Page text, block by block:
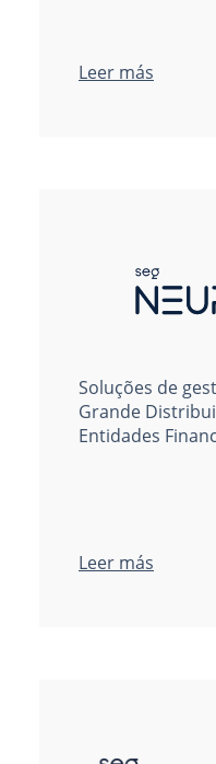
Leer más
Soluções de
Grande
Entidades
Leer más